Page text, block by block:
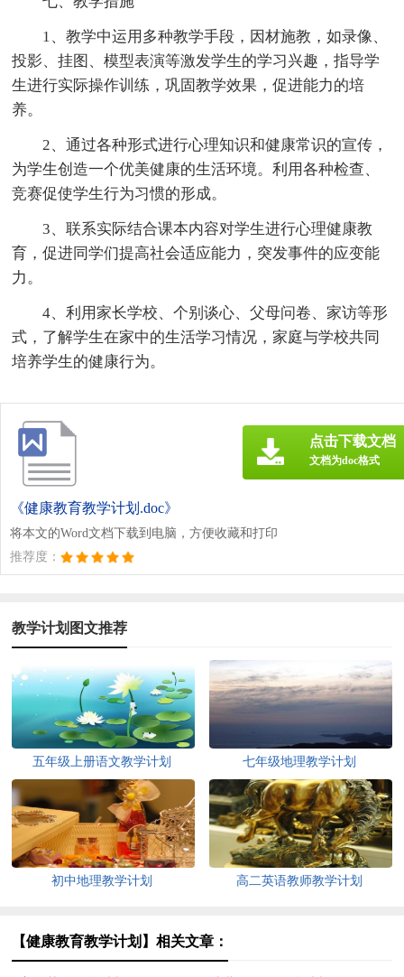
1、教学中运用多种教学手段，因材施教，如录像、
投影、挂图、模型表演等激发学生的学习兴趣，指导学
生进行实际操作训练，巩固教学效果，促进能力的培
养。
2、通过各种形式进行心理知识和健康常识的宣传，
为学生创造一个优美健康的生活环境。利用各种检查、
竞赛促使学生行为习惯的形成。
3、联系实际结合课本内容对学生进行心理健康教
育，促进同学们提高社会适应能力，突发事件的应变能
力。
4、利用家长学校、个别谈心、父母问卷、家访等形
式，了解学生在家中的生活学习情况，家庭与学校共同
培养学生的健康行为。
《健康教育教学计划.doc》
将本文的Word文档下载到电脑，方便收藏和打印
推荐度：
点击下载文档
文档为doc格式
教学计划图文推荐
五年级上册语文教学计划 七年级地理教学计划
初中地理教学计划 高二英语教师教学计划
【健康教育教学计划】相关文章：